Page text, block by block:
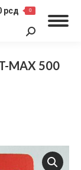
рсд 0
Search:
MAX 500